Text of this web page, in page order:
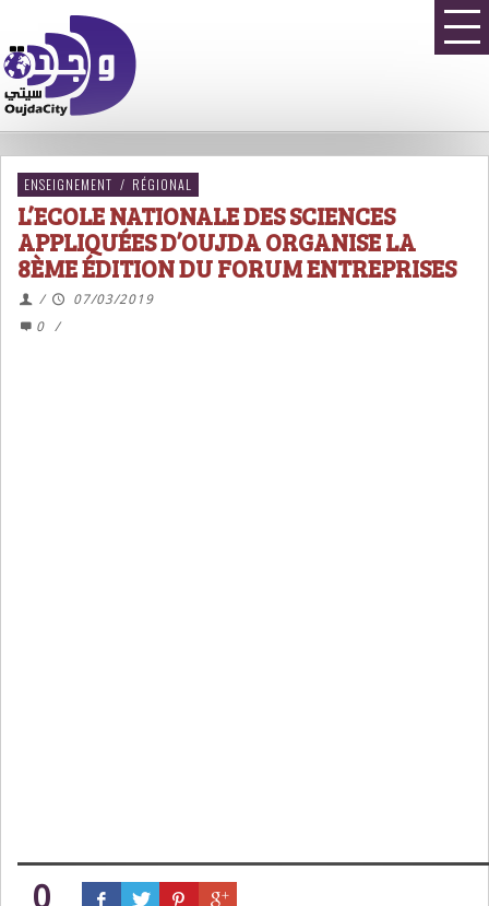
ENSEIGNEMENT / RÉGIONAL
L’ECOLE NATIONALE DES SCIENCES
APPLIQUÉES D’OUJDA ORGANISE LA
8ÈME ÉDITION DU FORUM ENTREPRISES
/
07/03/2019
0
/
0